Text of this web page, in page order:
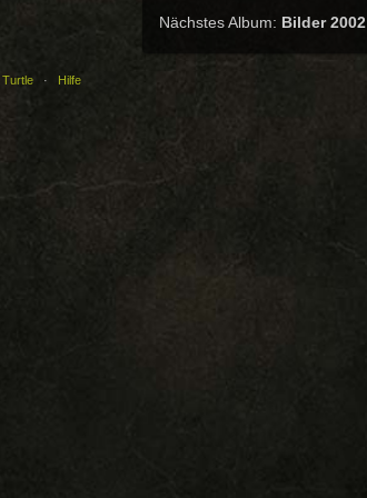
Nächstes Album: Bilder 2002
Turtle· Hilfe